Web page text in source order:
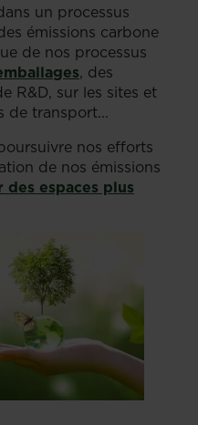
un processus
émissions carbone
de nos processus
, des
R&D, sur les sites et
de transport...
nos efforts
de nos émissions
des espaces plus